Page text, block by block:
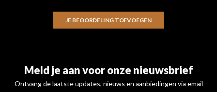
JE BEOORDELING TOEVOEGEN
Meld je aan voor onze nieuwsbrief
Ontvang de laatste updates, nieuws en aanbiedingen via email